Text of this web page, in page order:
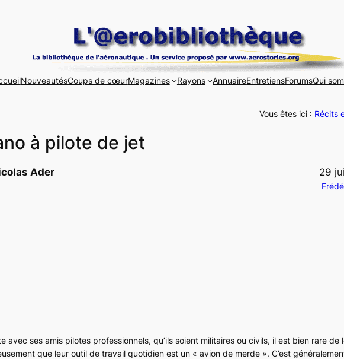
NouveautésCoups de cœurMagazines Rayons AnnuaireEntretiensForumsQui
Vous êtes ici : Récits
à pilote de jet
Ader 29
avec ses amis pilotes professionnels, qu’ils soient militaires ou civils, il est bien rare de
que leur outil de travail quotidien est un « avion de merde ». C’est